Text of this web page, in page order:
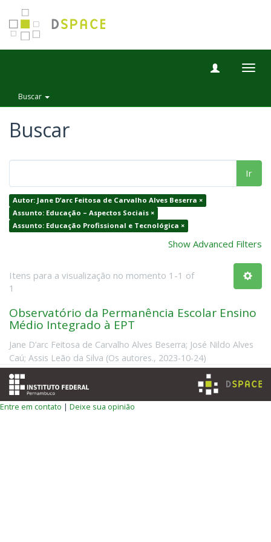
Buscar
Buscar
Ir
Autor: Jane D’arc Feitosa de Carvalho Alves Beserra ×
Assunto: Educação – Aspectos Sociais ×
Assunto: Educação Profissional e Tecnológica ×
Show Advanced Filters
Itens para a visualização no momento 1-1 of
1
Observatório da Permanência Escolar Ensino
Médio Integrado à EPT
Jane D’arc Feitosa de Carvalho Alves Beserra; José Nildo Alves
Caú; Assis Leão da Silva (Os autores., 2023-10-24)
Entre em contato | Deixe sua opinião